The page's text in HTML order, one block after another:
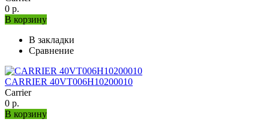
0 р.
В корзину
В закладки
Сравнение
CARRIER 40VT006H10200010
Carrier
0 р.
В корзину